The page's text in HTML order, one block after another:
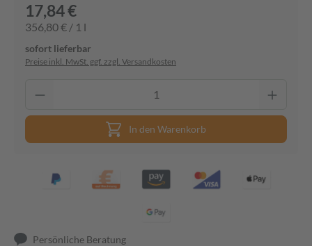
17,84 €
356,80 € / 1 l
sofort lieferbar
Preise inkl. MwSt. ggf. zzgl. Versandkosten
In den Warenkorb
Persönliche Beratung